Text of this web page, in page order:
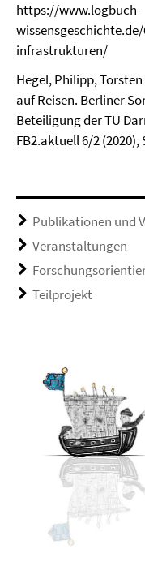
https://www.logbuch-
infrastrukturen/
Hegel, Philipp,
auf Reisen. Berliner
Beteiligung der TU
FB2.aktuell 6/2 (2020),
Publikationen und
Veranstaltungen
Teilprojekt